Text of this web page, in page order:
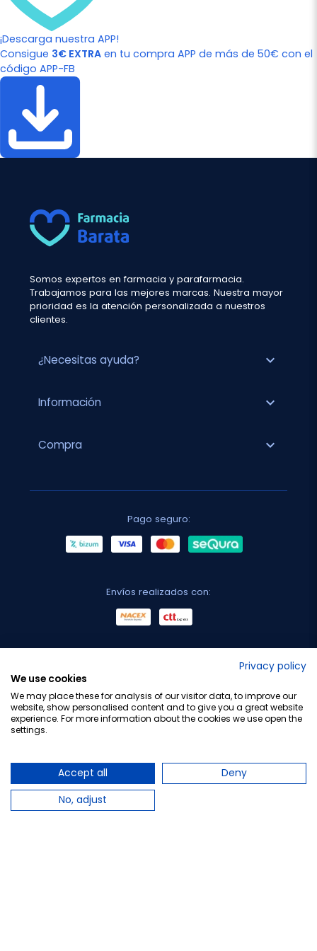
¡Descarga nuestra APP!
Consigue 3€ EXTRA en tu compra APP de más de 50€ con el
código APP-FB
Somos expertos en farmacia y parafarmacia.
Trabajamos para las mejores marcas. Nuestra mayor
prioridad es la atención personalizada a nuestros
clientes.
¿Necesitas ayuda? expand_more
Información expand_more
Compra expand_more
Pago seguro:
Envíos realizados con:
Privacy policy
We use cookies
We may place these for analysis of our visitor data, to improve our
website, show personalised content and to give you a great website
experience. For more information about the cookies we use open the
settings.
Accept all
Deny
No, adjust